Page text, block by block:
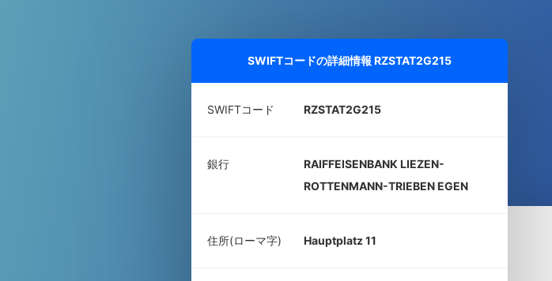
SWIFTコードの詳細情報 RZSTAT2G215
SWIFTコード RZSTAT2G215
銀行
RAIFFEISENBANK LIEZEN-
ROTTENMANN-TRIEBEN EGEN
住所(ローマ字) Hauptplatz 11